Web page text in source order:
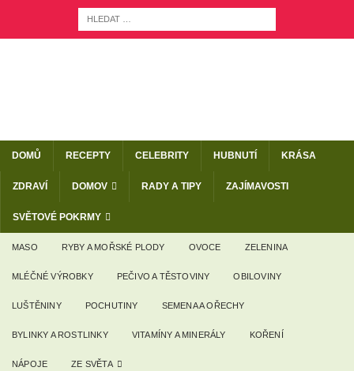
DOMŮ RECEPTY CELEBRITY HUBNUTÍ KRÁSA
ZDRAVÍ DOMOV RADY A TIPY ZAJÍMAVOSTI
SVĚTOVÉ POKRMY
MASO RYBY A MOŘSKÉ PLODY OVOCE ZELENINA
MLÉČNÉ VÝROBKY PEČIVO A TĚSTOVINY OBILOVINY
LUŠTĚNINY POCHUTINY SEMENA A OŘECHY
BYLINKY A ROSTLINKY VITAMÍNY A MINERÁLY KOŘENÍ
NÁPOJE ZE SVĚTA